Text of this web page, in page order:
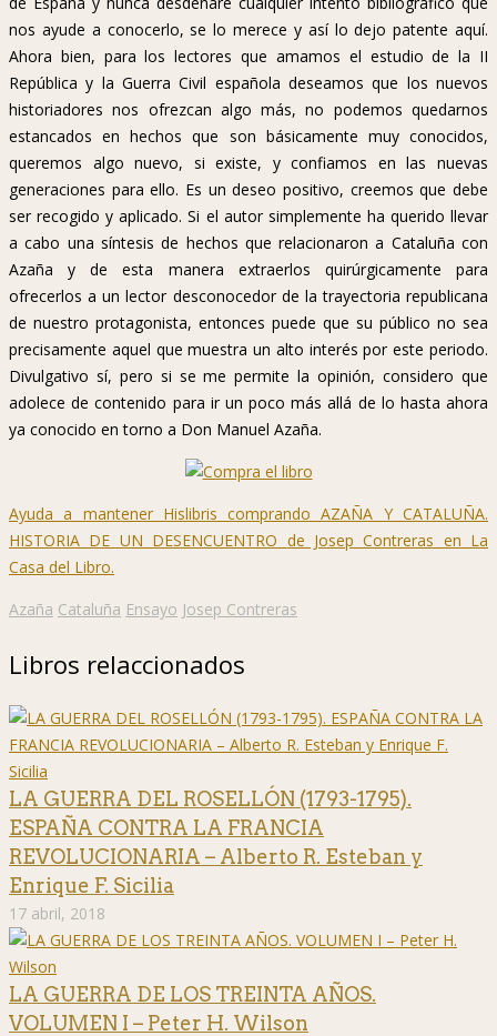
nos ayude a conocerlo, se lo merece y así lo dejo patente aquí.
Ahora bien, para los lectores que amamos el estudio de la II
República y la Guerra Civil española deseamos que los nuevos
historiadores nos ofrezcan algo más, no podemos quedarnos
estancados en hechos que son básicamente muy conocidos,
queremos algo nuevo, si existe, y confiamos en las nuevas
generaciones para ello. Es un deseo positivo, creemos que debe
ser recogido y aplicado. Si el autor simplemente ha querido llevar
a cabo una síntesis de hechos que relacionaron a Cataluña con
Azaña y de esta manera extraerlos quirúrgicamente para
ofrecerlos a un lector desconocedor de la trayectoria republicana
de nuestro protagonista, entonces puede que su público no sea
precisamente aquel que muestra un alto interés por este periodo.
Divulgativo sí, pero si se me permite la opinión, considero que
adolece de contenido para ir un poco más allá de lo hasta ahora
ya conocido en torno a Don Manuel Azaña.
Ayuda a mantener Hislibris comprando AZAÑA Y CATALUÑA.
HISTORIA DE UN DESENCUENTRO de Josep Contreras en La
Casa del Libro.
Azaña Cataluña Ensayo Josep Contreras
Libros relaccionados
LA GUERRA DEL ROSELLÓN (1793-1795).
ESPAÑA CONTRA LA FRANCIA
REVOLUCIONARIA – Alberto R. Esteban y
Enrique F. Sicilia
17 abril, 2018
LA GUERRA DE LOS TREINTA AÑOS.
VOLUMEN I – Peter H. Wilson